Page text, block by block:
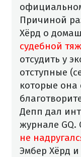
Причиной
Хёрд о
судебной
отсудить у
отступные
которые она
Депп дал
журнале GQ.
не
Эмбер Хёрд